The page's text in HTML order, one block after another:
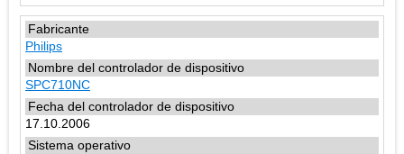
Philips
SPC710NC
17.10.2006